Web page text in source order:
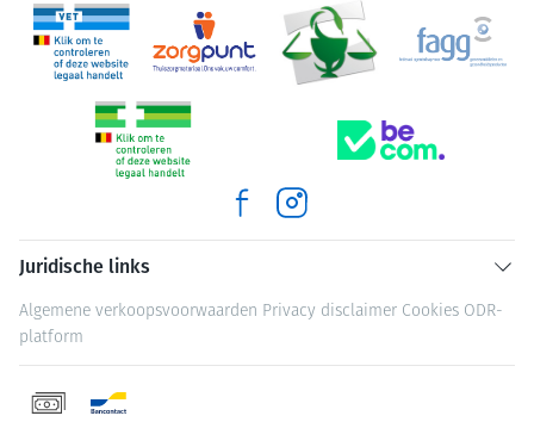
Juridische links
Algemene verkoopsvoorwaarden Privacy disclaimer Cookies ODR-
platform